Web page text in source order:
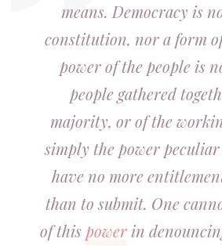
means. Democracy is
constitution, nor a form
power of the people is
people gathered
majority, or of the
simply the power peculiar
have no more
than to submit. One
of thispowerin